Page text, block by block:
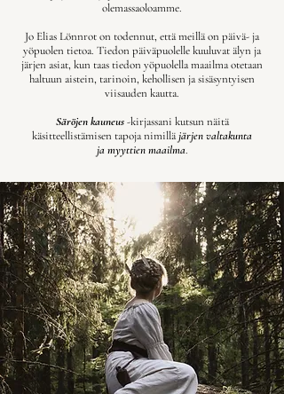
olemassaoloamme.
Jo Elias Lönnrot on todennut, että meillä on päivä- ja
yöpuolen tietoa. ​Tiedon päiväpuolelle kuuluvat älyn ja
järjen asiat, kun taas tiedon yöpuolella maailma otetaan
haltuun aistein, tarinoin, kehollisen ja sisäsyntyisen
viisauden kautta.
Säröjen kauneus -kirjassani kutsun näitä
käsitteellistämisen tapojanimilläjärjen valtakunta
jamyyttien maailma.